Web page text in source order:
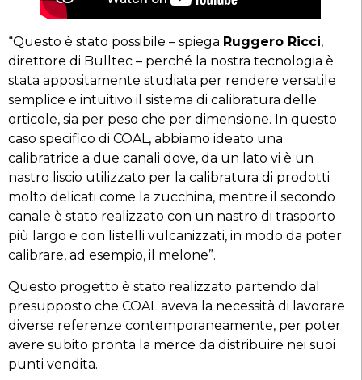
“Questo è stato possibile – spiega Ruggero Ricci,
direttore di Bulltec – perché la nostra tecnologia è
stata appositamente studiata per rendere versatile
semplice e intuitivo il sistema di calibratura delle
orticole, sia per peso che per dimensione. In questo
caso specifico di COAL, abbiamo ideato una
calibratrice a due canali dove, da un lato vi è un
nastro liscio utilizzato per la calibratura di prodotti
molto delicati come la zucchina, mentre il secondo
canale è stato realizzato con un nastro di trasporto
più largo e con listelli vulcanizzati, in modo da poter
calibrare, ad esempio, il melone”.
Questo progetto è stato realizzato partendo dal
presupposto che COAL aveva la necessità di lavorare
diverse referenze contemporaneamente, per poter
avere subito pronta la merce da distribuire nei suoi
punti vendita.